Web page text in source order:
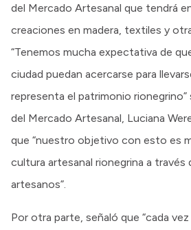
del Mercado Artesanal que tendrá
creaciones en madera, textiles y
“Tenemos mucha expectativa de
ciudad puedan acercarse para
representa el patrimonio
del Mercado Artesanal, Luciana
que “nuestro objetivo con esto es
cultura artesanal rionegrina a través
artesanos”.
Por otra parte, señaló que “cada